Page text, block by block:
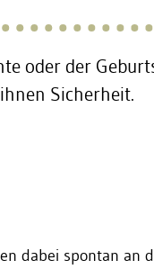
oder der
Sicherheit.
dabei spontan an